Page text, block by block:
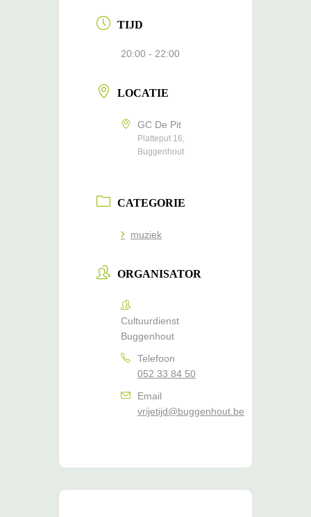
TIJD
20:00 - 22:00
LOCATIE
GC De Pit
Platteput 16,
Buggenhout
CATEGORIE
muziek
ORGANISATOR
Cultuurdienst
Buggenhout
Telefoon
052 33 84 50
Email
vrijetijd@buggenhout.be